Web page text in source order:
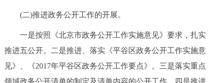
(二)推进政务公开工作的开展。
一是按照《北京市政务公开工作实施意见》要求，扎实
推进五公开。二是推进、落实《平谷区政务公开工作实施意
见》、《2017年平谷区政务公开工作要点》。三是落实重点
领域政务公开清单的制定及清单内容的公开工作。四是推进